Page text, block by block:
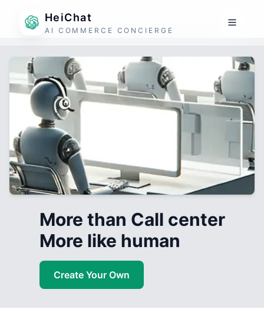
HeiChat
AI COMMERCE CONCIERGE
More than Call center
More like human
Create Your Own